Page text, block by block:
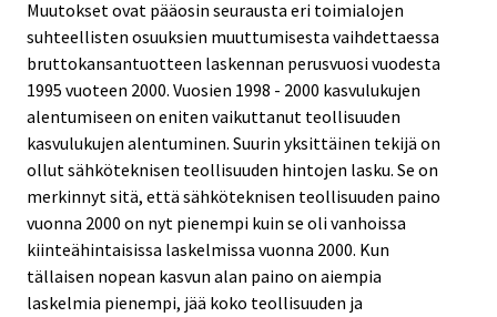
Muutokset ovat pääosin seurausta eri toimialojen
suhteellisten osuuksien muuttumisesta vaihdettaessa
bruttokansantuotteen laskennan perusvuosi vuodesta
1995 vuoteen 2000. Vuosien 1998 - 2000 kasvulukujen
alentumiseen on eniten vaikuttanut teollisuuden
kasvulukujen alentuminen. Suurin yksittäinen tekijä on
ollut sähköteknisen teollisuuden hintojen lasku. Se on
merkinnyt sitä, että sähköteknisen teollisuuden paino
vuonna 2000 on nyt pienempi kuin se oli vanhoissa
kiinteähintaisissa laskelmissa vuonna 2000. Kun
tällaisen nopean kasvun alan paino on aiempia
laskelmia pienempi, jää koko teollisuuden ja